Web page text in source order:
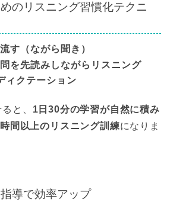
のリスニング習慣化テクニ
す（ながら聞き）
を先読みしながらリスニング
ィクテーション
と、 1日30分の学習が自然に積み
間以上のリスニング訓練になりま
導で効率アップ